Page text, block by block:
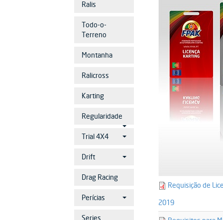
Ralis
Todo-o-
Terreno
Montanha
Ralicross
Karting
Regularidade
Trial 4X4
Drift
Drag Racing
Perícias
Series
25082-
Requisição de
2019
14834-